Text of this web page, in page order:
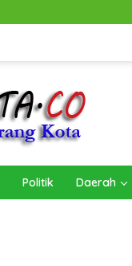
Politik Daerah